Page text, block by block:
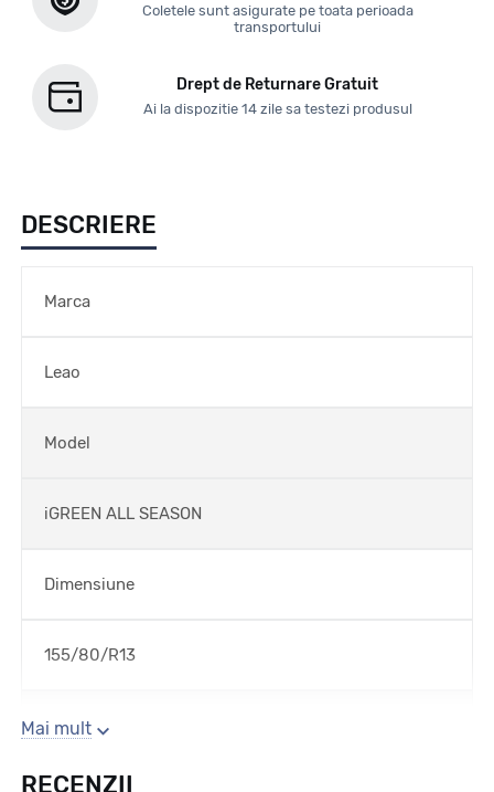
Coletele sunt asigurate pe toata perioada
transportului
Drept de Returnare Gratuit
Ai la dispozitie 14 zile sa testezi produsul
DESCRIERE
Marca
Leao
Model
iGREEN ALL SEASON
Dimensiune
155/80/R13
Sezon
Mai mult
RECENZII